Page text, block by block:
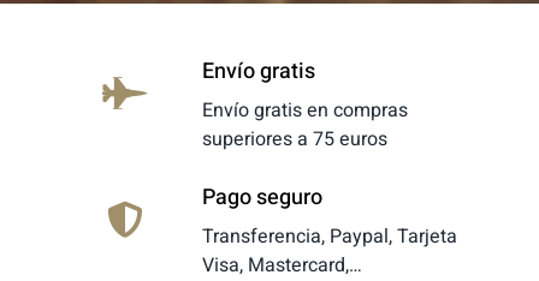
Envío gratis
Envío gratis en compras
superiores a 75 euros
Pago seguro
Transferencia, Paypal, Tarjeta
Visa, Mastercard,…